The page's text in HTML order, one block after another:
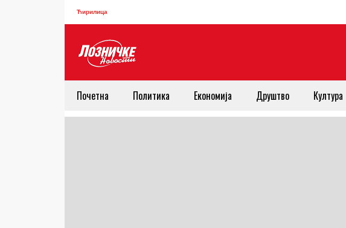
Ћирилица
Почетна Политика Економија Друштво Култура